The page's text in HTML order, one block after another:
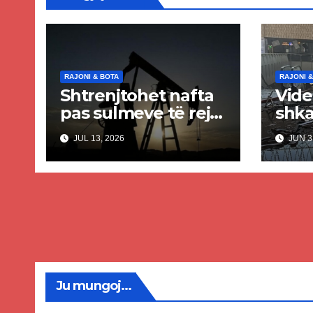
RAJONI & BOTA
Shtrenjtohet nafta
pas sulmeve të reja
SHBA–Iran
JUL 13, 2026
RAJONI
JUN
Ju mungoj...